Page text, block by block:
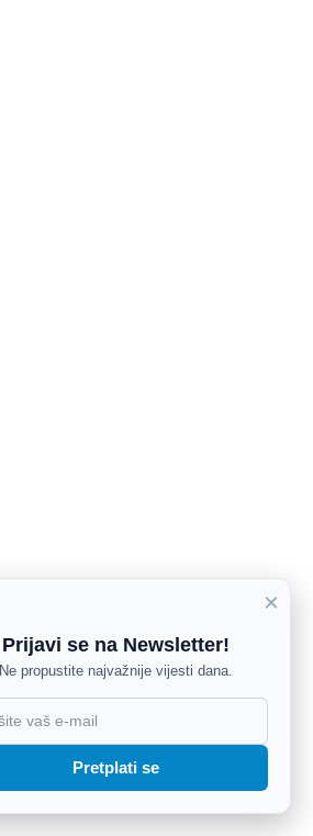
×
Prijavi se na Newsletter!
Ne propustite najvažnije vijesti dana.
Pretplati se